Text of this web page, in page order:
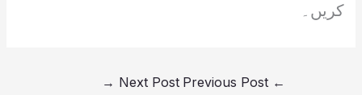
کریں۔
←
Next Post
→